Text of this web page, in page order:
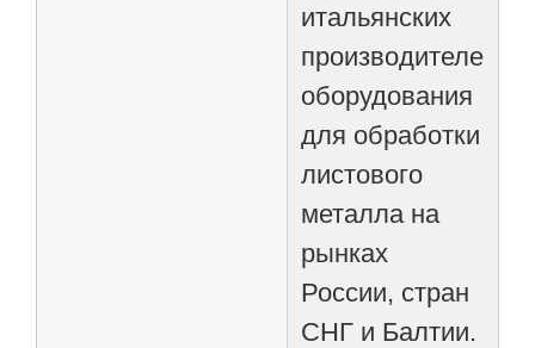
итальянских
производителей
оборудования
для обработки
листового
металла на
рынках
России, стран
СНГ и Балтии.